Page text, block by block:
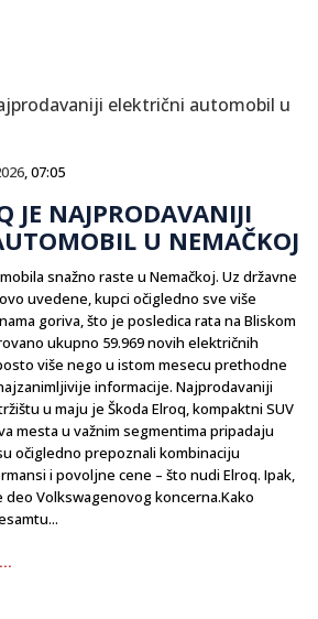
, 07:05
JE NAJPRODAVANIJI
U NEMAČKOJ
snažno raste u Nemačkoj. Uz državne
uvedene, kupci očigledno sve više
goriva, što je posledica rata na Bliskom
ukupno 59.969 novih električnih
više nego u istom mesecu prethodne
informacije. Najprodavaniji
u maju je Škoda Elroq, kompaktni SUV
mesta u važnim segmentima pripadaju
očigledno prepoznali kombinaciju
i povoljne cene – što nudi Elroq. Ipak,
deo Volkswagenovog koncerna.Kako